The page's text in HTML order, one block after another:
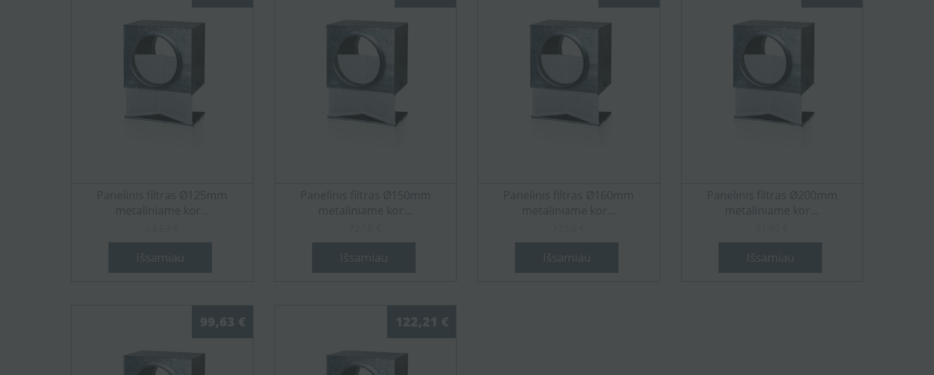
Panelinis filtras Ø125mm
metaliniame kor...
Išsamiau
Panelinis filtras Ø150mm
metaliniame kor...
Išsamiau
Panelinis filtras Ø160mm
metaliniame kor...
Išsamiau
Panelinis filtras Ø200mm
metaliniame kor...
Išsamiau
99,63 € 122,21 €